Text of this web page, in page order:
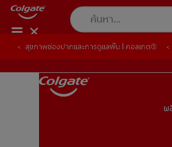
ผ
สุขภาพช่องปากและการดูแลฟัน | คอลเกต®
สุขภาพช่องปากและการดูแลฟัน | คอลเกต®